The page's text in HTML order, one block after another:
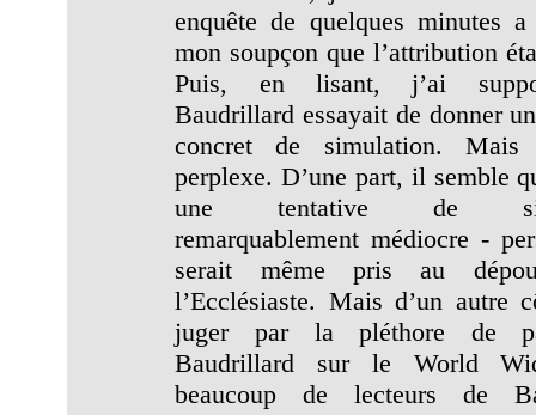
enquête de quelques minutes
mon soupçon que l’attribution
Puis, en lisant, j’ai
Baudrillard essayait de donner
concret de simulation.
perplexe. D’une part, il semble
une tentative de
remarquablement médiocre -
serait même pris au
l’Ecclésiaste. Mais d’un autre
juger par la pléthore de
Baudrillard sur le World
beaucoup de lecteurs de